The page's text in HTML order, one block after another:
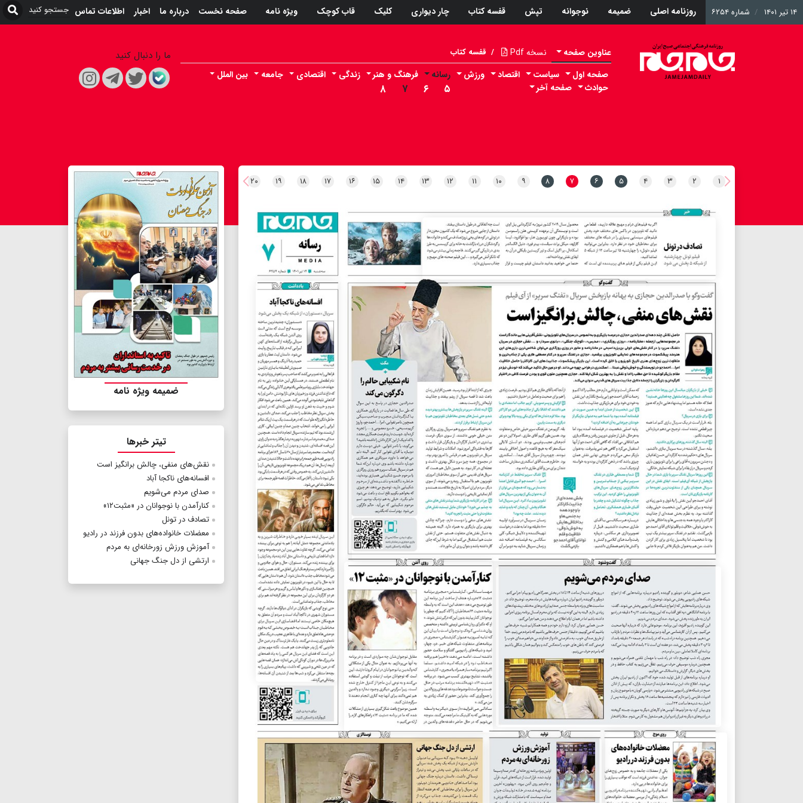
۱۴ تیر ۱۴۰۱ شماره ۶۲۵۴ روزنامه اصلی ضمیمه نوجوانه تپش قفسه کتاب چار دیواری کلیک قاب کوچک ویژه نامه صفحه نخست درباره ما اخبار اطلاعات تماس
عناوین صفحه نسخه Pdf / قفسه کتاب
صفحه اول سیاست اقتصاد ورزش رسانه
۵ ۶ ۷ ۸
فرهنگ و هنر زندگی اقتصادی جامعه
بین الملل
حوادث
صفحه آخر
ما را دنبال کنید
۱ ۲ ۳ ۴ ۵ ۶ ۷ ۸ ۹ ۱۰ ۱۱ ۱۲ ۱۳ ۱۴ ۱۵ ۱۶ ۱۷ ۱۸ ۱۹ ۲۰
ضمیمه ویژه نامه
تیتر خبرها
نقش‌های منفی، چالش برانگیز است
افسانه‌های ناکجا آباد
صدای مردم می‌شویم
کنارآمدن با نوجوانان در «مثبت۱۲»
تصادف در تونل
معضلات خانواده‌های بدون فرزند در رادیو
آموزش ورزش زورخانه‌ای به مردم
ارتشی از دل جنگ جهانی